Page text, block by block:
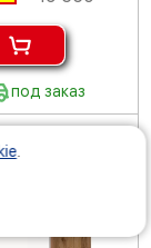
под заказ